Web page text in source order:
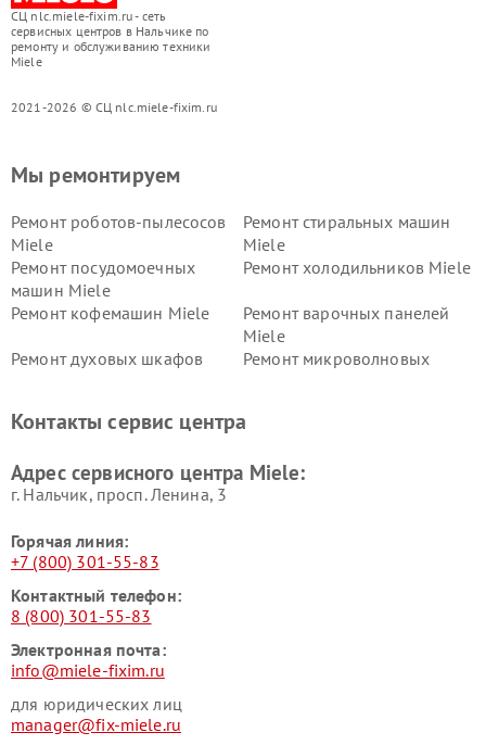
СЦ nlc.miele-fixim.ru - сеть
сервисных центров в Нальчике по
ремонту и обслуживанию техники
Miele
2021-2026 © СЦ nlc.miele-fixim.ru
Мы ремонтируем
Ремонт роботов-пылесосов
Miele
Ремонт стиральных машин
Miele
Ремонт посудомоечных
машин Miele
Ремонт холодильников Miele
Ремонт кофемашин Miele
Ремонт варочных панелей
Miele
Ремонт духовых шкафов
Ремонт микроволновых
Miele
Miele
пылесосов Miele
Контакты сервис центра
Адрес сервисного центра Miele:
г. Нальчик, просп. Ленина, 3
Горячая линия:
+7 (800) 301-55-83
Контактный телефон:
8 (800) 301-55-83
Электронная почта:
info@miele-fixim.ru
для юридических лиц
manager@fix-miele.ru